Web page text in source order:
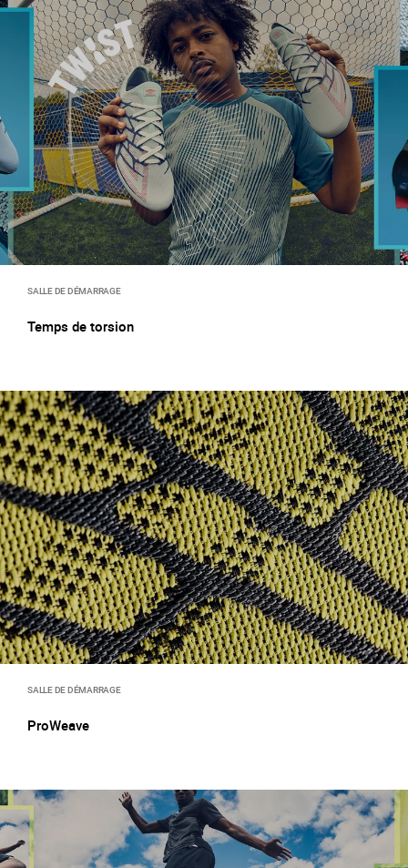
SALLE DE DÉMARRAGE
Temps de torsion
SALLE DE DÉMARRAGE
ProWeave